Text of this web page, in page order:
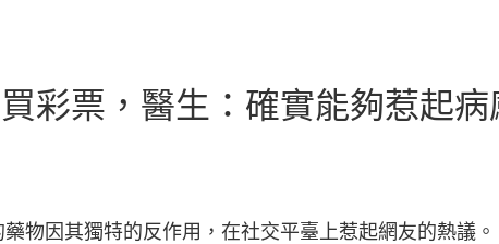
彩票，醫生：確實能夠惹起
物因其獨特的反作用，在社交平臺上惹起網友的熱議。